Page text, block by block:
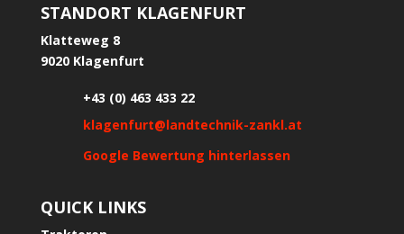
STANDORT KLAGENFURT
Klatteweg 8
9020 Klagenfurt
+43 (0) 463 433 22
klagenfurt@landtechnik-zankl.at
Google Bewertung hinterlassen
QUICK LINKS